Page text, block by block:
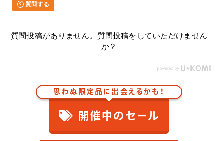
質問する
質問投稿がありません。質問投稿をしていただけません
か？
思わぬ限定品に出会えるかも！
開催中のセール